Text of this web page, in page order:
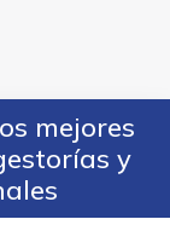
mejores
y